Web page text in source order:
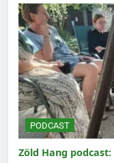
PODCAST
Zöld Hang